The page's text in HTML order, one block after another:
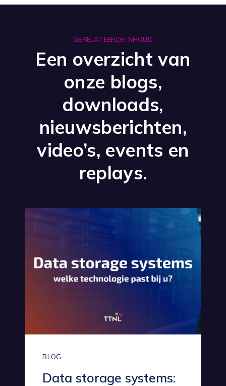
GERELATEERDE INHOUD
Een overzicht van
onze blogs,
downloads,
nieuwsberichten,
video’s, events en
replays.
BLOG
Data storage systems: